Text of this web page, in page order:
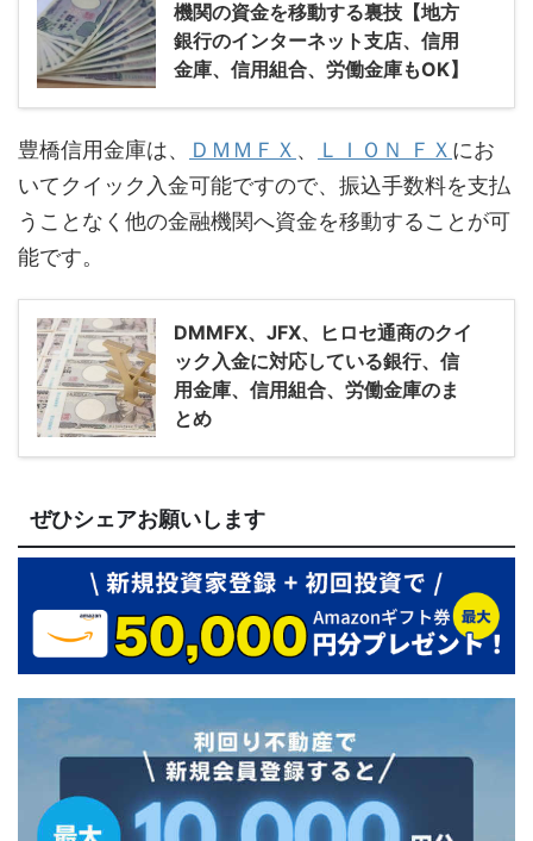
機関の資金を移動する裏技【地方
銀行のインターネット支店、信用
金庫、信用組合、労働金庫もOK】
豊橋信用金庫は、 ＤＭＭＦＸ 、 ＬＩＯＮ ＦＸ にお
いてクイック入金可能ですので、振込手数料を支払
うことなく他の金融機関へ資金を移動することが可
能です。
DMMFX、JFX、ヒロセ通商のクイ
ック入金に対応している銀行、信
用金庫、信用組合、労働金庫のま
とめ
ぜひシェアお願いします